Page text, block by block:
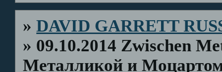
»DAVID GARRETT
» 09.10.2014 Zwischen
Металликой и